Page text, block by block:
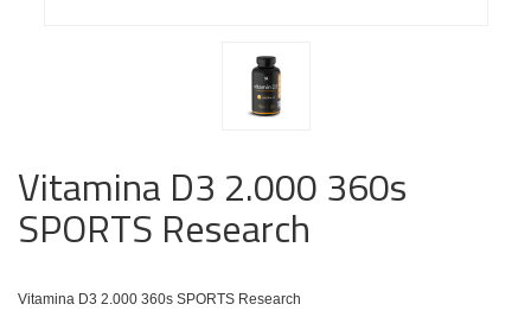
Vitamina D3 2.000 360s
SPORTS Research
Vitamina D3 2.000 360s SPORTS Research